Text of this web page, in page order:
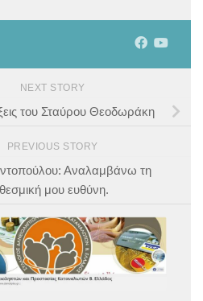
NEXT STORY
του Σταύρου Θεοδωράκη
PREVIOUS STORY
Αναλαμβάνω τη
θεσμική μου ευθύνη.